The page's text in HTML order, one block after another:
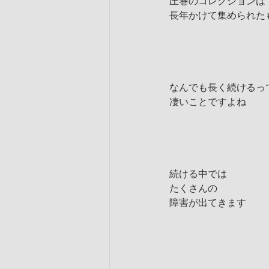
長年かけて集められた
なんでも長く続けるっ
凄いことですよね
続ける中では
たくさんの
障害が出てきます